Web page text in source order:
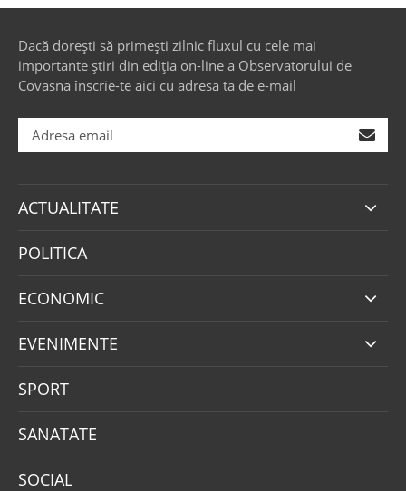
Dacă dorești să primești zilnic fluxul cu cele mai
importante știri din ediția on-line a Observatorului de
Covasna înscrie-te aici cu adresa ta de e-mail
ACTUALITATE
POLITICA
ECONOMIC
EVENIMENTE
SPORT
SANATATE
SOCIAL